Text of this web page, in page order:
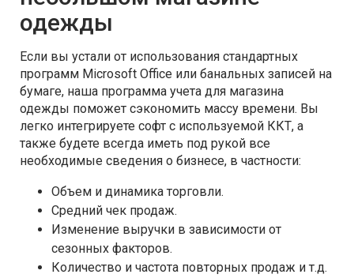
одежды
Если вы устали от использования стандартных
программ Microsoft Office или банальных записей на
бумаге, наша программа учета для магазина
одежды поможет сэкономить массу времени. Вы
легко интегрируете софт с используемой ККТ, а
также будете всегда иметь под рукой все
необходимые сведения о бизнесе, в частности:
Объем и динамика торговли.
Средний чек продаж.
Изменение выручки в зависимости от
сезонных факторов.
Количество и частота повторных продаж и т.д.